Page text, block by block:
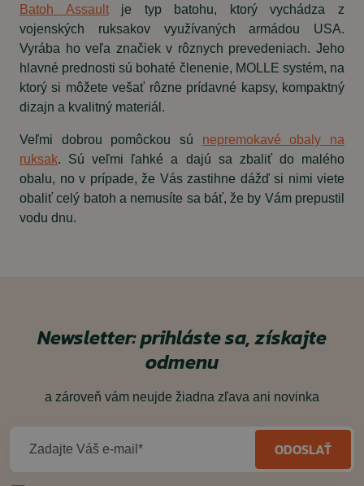
Batoh Assaultje typ batohu, ktorý vychádza z
vojenských ruksakov využívaných armádou USA.
Vyrába ho veľa značiek v rôznych prevedeniach. Jeho
hlavné prednosti sú bohaté členenie, MOLLE systém, na
ktorý si môžete vešať rôzne prídavné kapsy, kompaktný
dizajn a kvalitný materiál.
Veľmi dobrou pomôckou sú nepremokavé obaly na
ruksak. Sú veľmi ľahké a dajú sa zbaliť do malého
obalu, no v prípade, že Vás zastihne dážď si nimi viete
obaliť celý batoh a nemusíte sa báť, že by Vám prepustil
vodu dnu.
Newsletter: prihláste sa, získajte
odmenu
a zároveň vám neujde žiadna zľava ani novinka
Zadajte Váš e-mail* ODOSLAŤ